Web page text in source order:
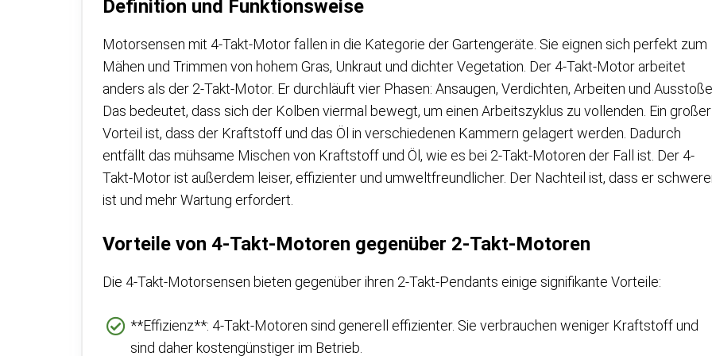
Definition und Funktionsweise
Motorsensen mit 4-Takt-Motor fallen in die Kategorie der Gartengeräte. Sie eignen sich perfekt zum
Mähen und Trimmen von hohem Gras, Unkraut und dichter Vegetation. Der 4-Takt-Motor arbeitet
anders als der 2-Takt-Motor. Er durchläuft vier Phasen: Ansaugen, Verdichten, Arbeiten und
Das bedeutet, dass sich der Kolben viermal bewegt, um einen Arbeitszyklus zu vollenden. Ein großer
Vorteil ist, dass der Kraftstoff und das Öl in verschiedenen Kammern gelagert werden. Dadurch
entfällt das mühsame Mischen von Kraftstoff und Öl, wie es bei 2-Takt-Motoren der Fall ist. Der 4-
Takt-Motor ist außerdem leiser, effizienter und umweltfreundlicher. Der Nachteil ist, dass er
ist und mehr Wartung erfordert.
Vorteile von 4-Takt-Motoren gegenüber 2-Takt-Motoren
Die 4-Takt-Motorsensen bieten gegenüber ihren 2-Takt-Pendants einige signifikante Vorteile:
**Effizienz**: 4-Takt-Motoren sind generell effizienter. Sie verbrauchen weniger Kraftstoff und
sind daher kostengünstiger im Betrieb.